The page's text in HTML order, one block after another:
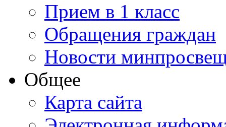
Прием в 1 класс
Обращения граждан
Новости
Общее
Карта сайта